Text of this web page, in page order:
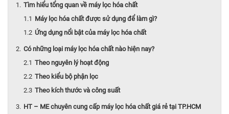
Tìm hiểu tổng quan về máy lọc hóa chất
Máy lọc hóa chất được sử dụng để làm gì?
Ứng dụng nổi bật của máy lọc hóa chất
Có những loại máy lọc hóa chất nào hiện nay?
Theo nguyên lý hoạt động
Theo kiểu bộ phận lọc
Theo kích thước và công suất
HT – ME chuyên cung cấp máy lọc hóa chất giá rẻ tại TP.HCM